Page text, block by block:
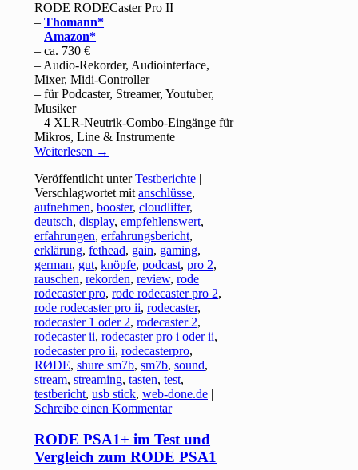
RODE RODECaster Pro II
–Thomann
–Amazon
– ca. 730 €
– Audio-Rekorder, Audiointerface,
Mixer, Midi-Controller
– für Podcaster, Streamer, Youtuber,
Musiker
– 4 XLR-Neutrik-Combo-Eingänge für
Mikros, Line & Instrumente
Weiterlesen →
Veröffentlicht unter Testberichte
Verschlagwortet mit anschlüsse,
aufnehmen,booster,cloudlifter,
deutsch,display,empfehlenswert,
erfahrungen,erfahrungsbericht,
erklärung,fethead, gain, gaming,
german, gut,knöpfe,podcast,pro 2,
rauschen,rekorden,review,rode
rodecaster pro,rode rodecaster pro 2,
rode rodecaster pro ii,rodecaster,
rodecaster 1 oder 2,rodecaster 2,
rodecaster ii,rodecaster pro i oder ii,
rodecaster pro ii,rodecasterpro,
RØDE,shure sm7b,sm7b,sound,
stream,streaming,tasten,test,
testbericht,usb stick,web-done.de
Schreibe einen Kommentar
RODE PSA1+ im Test und
Vergleich zum RODE PSA1